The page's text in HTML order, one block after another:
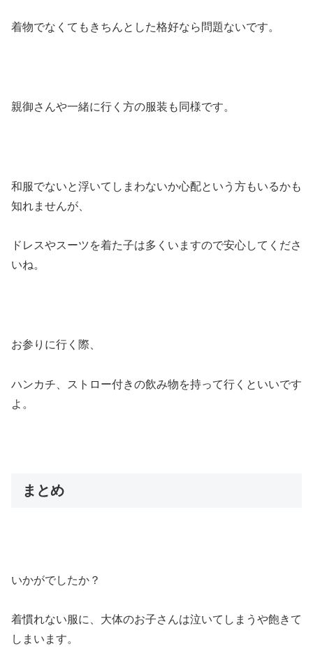
着物でなくてもきちんとした格好なら問題ないです。
親御さんや一緒に行く方の服装も同様です。
和服でないと浮いてしまわないか心配という方もいるかも
知れませんが、
ドレスやスーツを着た子は多くいますので安心してくださ
いね。
お参りに行く際、
ハンカチ、ストロー付きの飲み物を持って行くといいです
よ。
まとめ
いかがでしたか？
着慣れない服に、大体のお子さんは泣いてしまうや飽きて
しまいます。